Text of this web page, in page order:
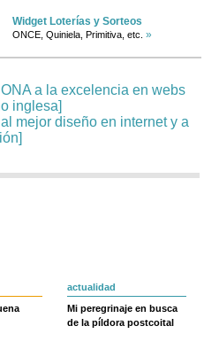
Widget Loterías y Sorteos
ONCE, Quiniela, Primitiva, etc. »
actualidad
Mi peregrinaje en busca
de la píldora postcoital